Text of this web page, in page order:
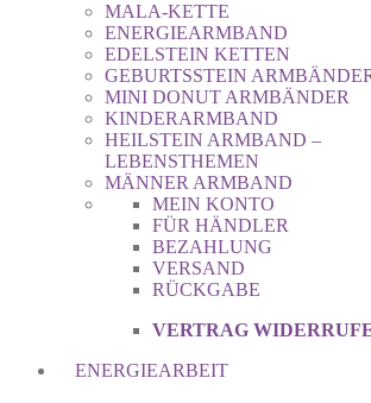
MALA-KETTE
ENERGIEARMBAND
EDELSTEIN KETTEN
GEBURTSSTEIN
MINI DONUT ARMBÄNDER
KINDERARMBAND
HEILSTEIN ARMBAND –
LEBENSTHEMEN
MÄNNER ARMBAND
MEIN KONTO
FÜR HÄNDLER
BEZAHLUNG
VERSAND
RÜCKGABE
VERTRAG
ENERGIEARBEIT